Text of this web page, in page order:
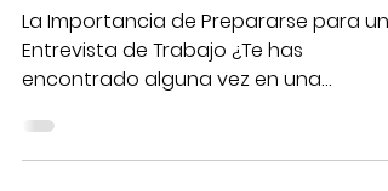
La Importancia de Prepararse para una
Entrevista de Trabajo ¿Te has
encontrado alguna vez en una